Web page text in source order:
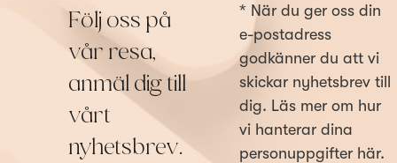
Följ oss på
vår resa,
anmäl dig till
vårt
nyhetsbrev.
* När du ger oss din
e-postadress
godkänner du att vi
skickar nyhetsbrev till
dig. Läs mer om hur
vi hanterar dina
personuppgifter här.